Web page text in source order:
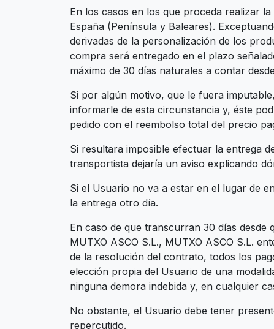
En los casos en los que proceda realizar
España (Península y Baleares).
derivadas de la personalización de los
compra será entregado en el plazo
máximo de 30 días naturales a contar
Si por algún motivo, que le fuera
informarle de esta circunstancia y, éste
pedido con el reembolso total del precio
Si resultara imposible efectuar la entrega
transportista dejaría un aviso explicando
Si el Usuario no va a estar en el lugar de
la entrega otro día.
En caso de que transcurran 30 días
MUTXO ASCO S.L., MUTXO ASCO S.L.
de la resolución del contrato, todos los
elección propia del Usuario de una
ninguna demora indebida y, en cualquier
No obstante, el Usuario debe tener
repercutido.